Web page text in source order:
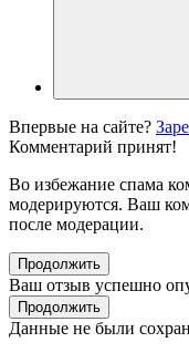
Впервые на сайте?
Комментарий принят!
Во избежание спама
модерируются. Ваш
после модерации.
Продолжить
Ваш отзыв успешно
Продолжить
Данные не были